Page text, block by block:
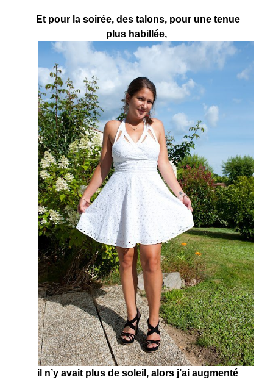
Et pour la soirée, des talons, pour une tenue
plus habillée,
il n’y avait plus de soleil, alors j’ai augmenté